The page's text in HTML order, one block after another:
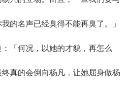
的名声已经臭得不能再臭了。」
何况，以她的才貌，再怎么
真的会倒向杨凡，让她屈身做杨